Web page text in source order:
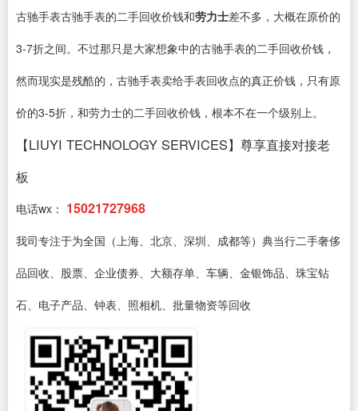
古驰手表古驰手表的二手回收价钱和劳力士差不多，大概在原价的
3-7折之间。不过那只是大家想象中的古驰手表的二手回收价钱，
然而现实是残酷的，古驰手表卖给手表回收点的真正价钱，只有原
价的3-5折，和劳力士的二手回收价钱，根本不在一个级别上。
【LIUYI TECHNOLOGY SERVICES】尊享直接对接老
板
电话wx： 15021727968
我司专注于为全国（上海、北京、深圳、成都等）典当行二手奢侈
品回收、股票、企业债券、大额存单、车辆、金银饰品、珠宝钻
石、电子产品、钟表、照相机、批量物资等回收